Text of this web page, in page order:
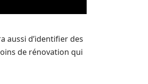
aussi d’identifier des
de rénovation qui